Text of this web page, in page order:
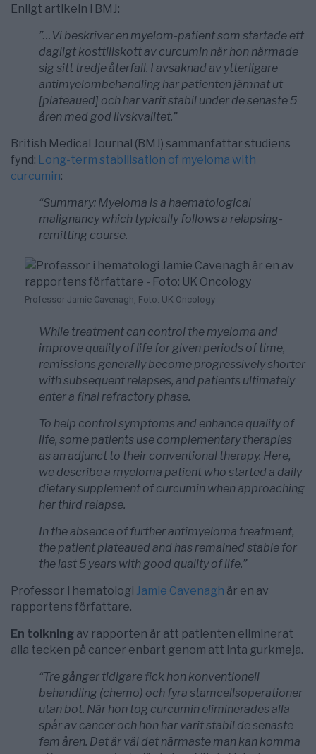
Enligt artikeln i BMJ:
”…Vi beskriver en myelom-patient som startade ett
dagligt kosttillskott av curcumin när hon närmade
sig sitt tredje återfall. I avsaknad av ytterligare
antimyelombehandling har patienten jämnat ut
[plateaued] och har varit stabil under de senaste 5
åren med god livskvalitet.”
British Medical Journal (BMJ) sammanfattar studiens
fynd: Long-term stabilisation of myeloma with
curcumin:
“Summary: Myeloma is a haematological
malignancy which typically follows a relapsing-
remitting course.
Professor Jamie Cavenagh, Foto: UK Oncology
While treatment can control the myeloma and
improve quality of life for given periods of time,
remissions generally become progressively shorter
with subsequent relapses, and patients ultimately
enter a final refractory phase.
To help control symptoms and enhance quality of
life, some patients use complementary therapies
as an adjunct to their conventional therapy. Here,
we describe a myeloma patient who started a daily
dietary supplement of curcumin when approaching
her third relapse.
In the absence of further antimyeloma treatment,
the patient plateaued and has remained stable for
the last 5 years with good quality of life.”
Professor i hematologi Jamie Cavenagh är en av
rapportens författare.
En tolkning av rapporten är att patienten eliminerat
alla tecken på cancer enbart genom att inta gurkmeja.
“Tre gånger tidigare fick hon konventionell
behandling (chemo) och fyra stamcellsoperationer
utan bot. När hon tog curcumin eliminerades alla
spår av cancer och hon har varit stabil de senaste
fem åren. Det är väl det närmaste man kan komma